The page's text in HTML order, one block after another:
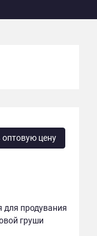
оптовую цену
для продувания
груши